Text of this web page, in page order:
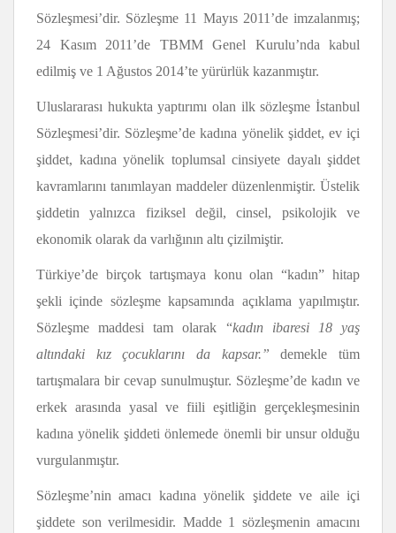
Sözleşmesi’dir. Sözleşme 11 Mayıs 2011’de imzalanmış;
24 Kasım 2011’de TBMM Genel Kurulu’nda kabul
edilmiş ve 1 Ağustos 2014’te yürürlük kazanmıştır.
Uluslararası hukukta yaptırımı olan ilk sözleşme İstanbul
Sözleşmesi’dir. Sözleşme’de kadına yönelik şiddet, ev içi
şiddet, kadına yönelik toplumsal cinsiyete dayalı şiddet
kavramlarını tanımlayan maddeler düzenlenmiştir. Üstelik
şiddetin yalnızca fiziksel değil, cinsel, psikolojik ve
ekonomik olarak da varlığının altı çizilmiştir.
Türkiye’de birçok tartışmaya konu olan “kadın” hitap
şekli içinde sözleşme kapsamında açıklama yapılmıştır.
Sözleşme maddesi tam olarak “kadın ibaresi 18 yaş
altındaki kız çocuklarını da kapsar.”demekle tüm
tartışmalara bir cevap sunulmuştur. Sözleşme’de kadın ve
erkek arasında yasal ve fiili eşitliğin gerçekleşmesinin
kadına yönelik şiddeti önlemede önemli bir unsur olduğu
vurgulanmıştır.
Sözleşme’nin amacı kadına yönelik şiddete ve aile içi
şiddete son verilmesidir. Madde 1 sözleşmenin amacını